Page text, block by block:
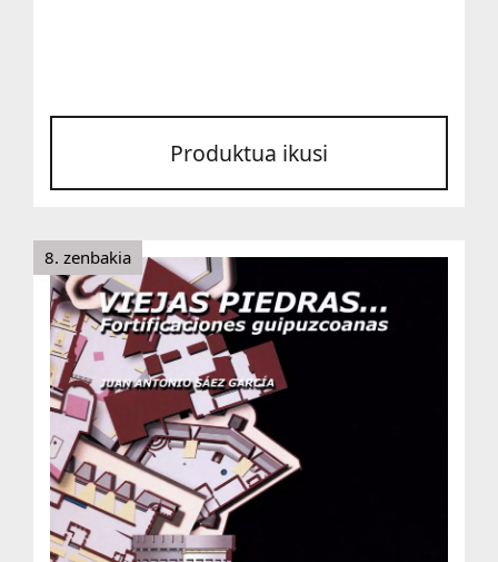
Produktua ikusi
8. zenbakia